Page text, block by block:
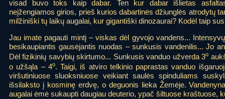
visad buvo toks kaip dabar. Ten kur dabar išlietas
neįžengiamos girios, prieš kurios dabartinės džiunglės atrodytų
milžiniški tų laikų augalai, kur gigantiški dinozaurai? Kodėl taip
Jau imate pagauti mintį – viskas dėl gyvojo vandens...
besikaupiantis gausėjantis nuodas – sunkusis vandenilis... Jo
Dėl fizikinių savybių skirtumo... Sunkusis vanduo užverda 3o
o užšąla – 4o. Taigi, iš atviro telkinio paprastas vanduo
viršutiniuose sluoksniuose veikiant saulės spinduliams
išsilaksto į kosminę erdvę, o deguonis lieka Žemėje.
augalai ėmė sukaupti daugiau deuterio, ypač šiltuose kraštuose,